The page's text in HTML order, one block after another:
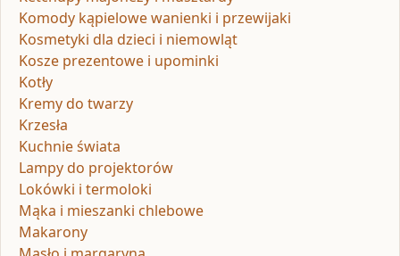
Komody kąpielowe wanienki i przewijaki
Kosmetyki dla dzieci i niemowląt
Kosze prezentowe i upominki
Kotły
Kremy do twarzy
Krzesła
Kuchnie świata
Lampy do projektorów
Lokówki i termoloki
Mąka i mieszanki chlebowe
Makarony